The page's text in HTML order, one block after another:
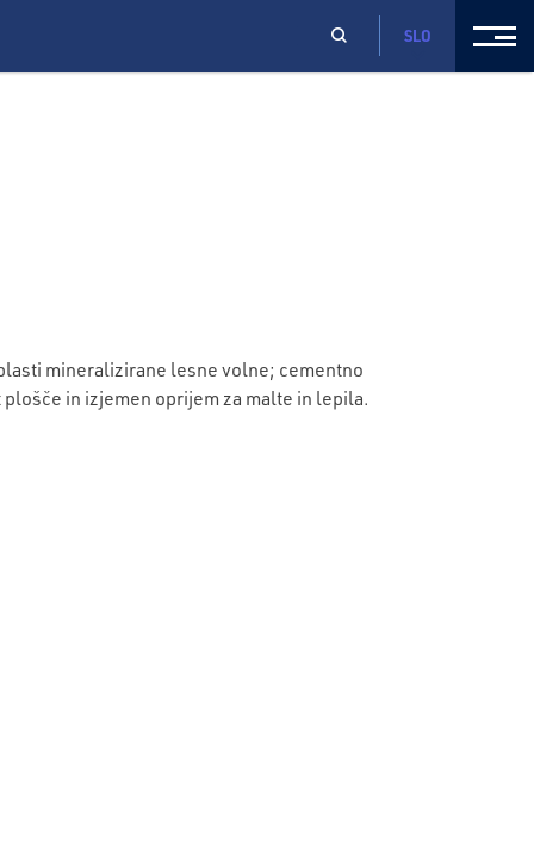
SLO
mineralizirane lesne volne; cementno
in izjemen oprijem za malte in lepila.